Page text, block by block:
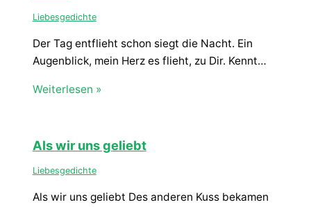
Liebesgedichte
Der Tag entflieht schon siegt die Nacht. Ein
Augenblick, mein Herz es flieht, zu Dir. Kennt…
Weiterlesen »
Als wir uns geliebt
Liebesgedichte
Als wir uns geliebt Des anderen Kuss bekamen